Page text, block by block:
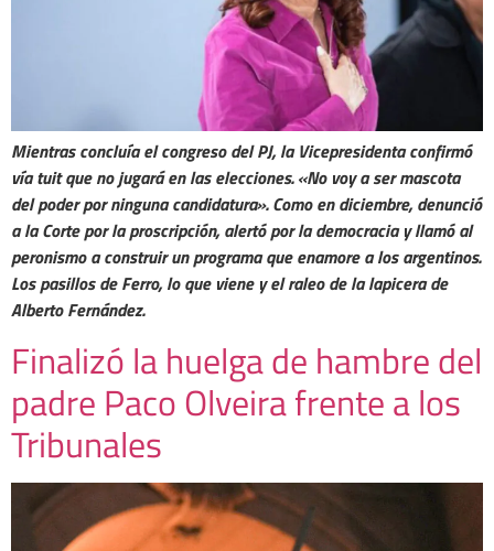
Mientras concluía el congreso del PJ, la Vicepresidenta confirmó
vía tuit que no jugará en las elecciones. «No voy a ser mascota
del poder por ninguna candidatura». Como en diciembre, denunció
a la Corte por la proscripción, alertó por la democracia y llamó al
peronismo a construir un programa que enamore a los argentinos.
Los pasillos de Ferro, lo que viene y el raleo de la lapicera de
Alberto Fernández.
Finalizó la huelga de hambre del
padre Paco Olveira frente a los
Tribunales